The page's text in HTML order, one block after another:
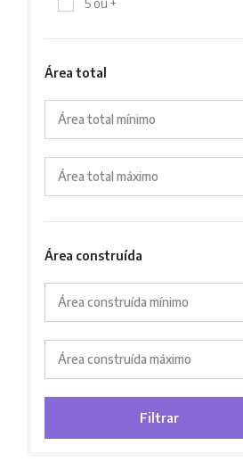
5 ou +
Área total
Área total mínimo
Área total máximo
Área construída
Área construída mínimo
Área construída máximo
Filtrar